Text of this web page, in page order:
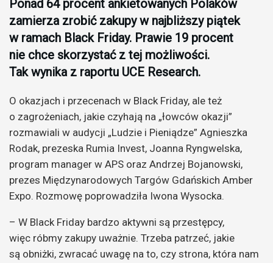
Ponad 64 procent ankietowanych Polaków
zamierza zrobić zakupy w najbliższy piątek
w ramach Black Friday. Prawie 19 procent
nie chce skorzystać z tej możliwości.
Tak wynika z raportu UCE Research.
O okazjach i przecenach w Black Friday, ale też
o zagrożeniach, jakie czyhają na „łowców okazji”
rozmawiali w audycji „Ludzie i Pieniądze” Agnieszka
Rodak, prezeska Rumia Invest, Joanna Ryngwelska,
program manager w APS oraz Andrzej Bojanowski,
prezes Międzynarodowych Targów Gdańskich Amber
Expo. Rozmowę poprowadziła Iwona Wysocka.
– W Black Friday bardzo aktywni są przestępcy,
więc róbmy zakupy uważnie. Trzeba patrzeć, jakie
są obniżki, zwracać uwagę na to, czy strona, która nam